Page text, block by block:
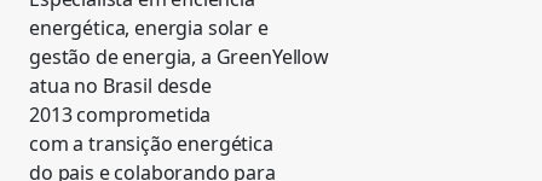
energética, energia solar e
gestão de energia, a GreenYellow
atua no Brasil desde
2013 comprometida
com a transição energética
do pais e colaborando para